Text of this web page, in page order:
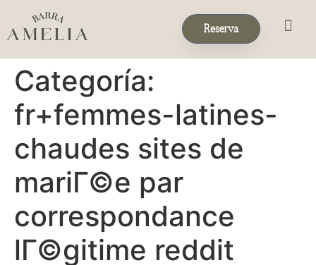
Reserva
Categoría:
fr+femmes-latines-
chaudes sites de
mariГ©e par
correspondance
lГ©gitime reddit